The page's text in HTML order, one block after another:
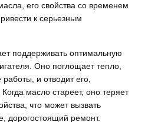
его свойства со временем
к серьезным
поддерживать оптимальную
Оно поглощает тепло,
и отводит его,
масло стареет, оно теряет
что может вызвать
дорогостоящий ремонт.